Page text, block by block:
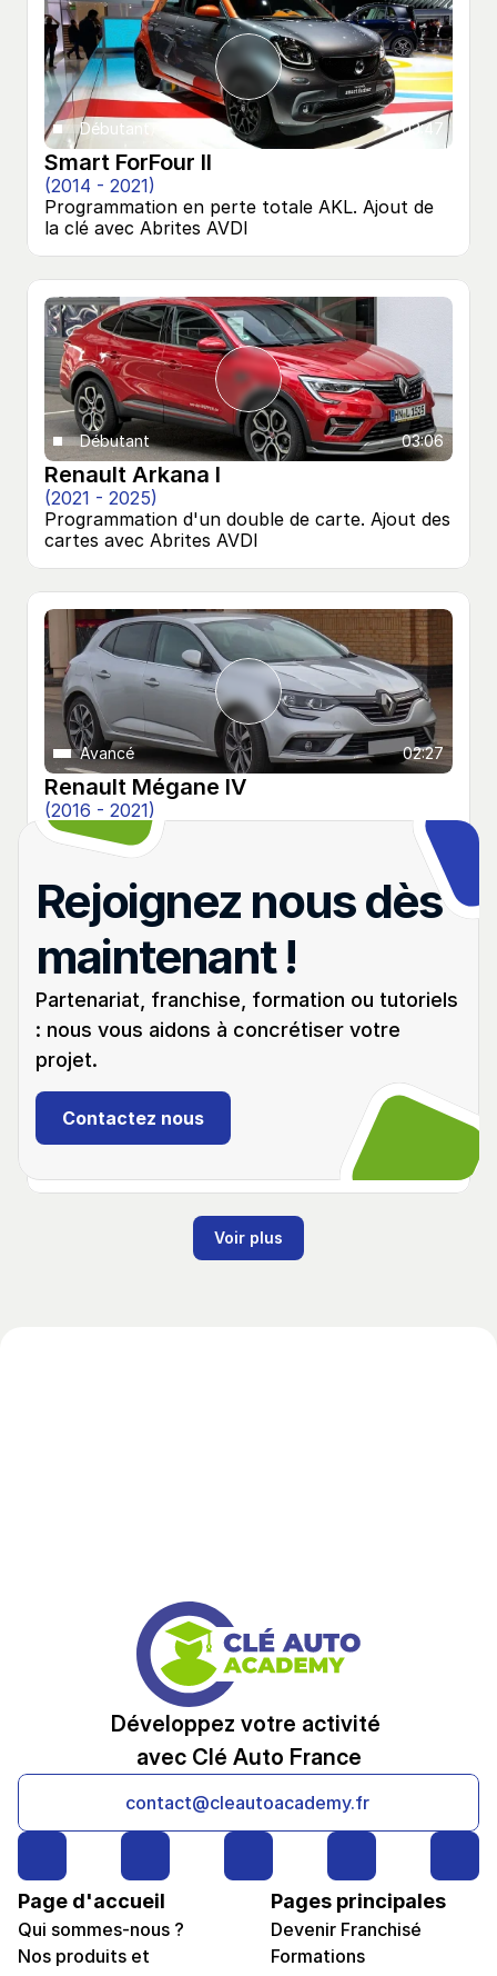
03:47
Débutant
Smart ForFour II
(2014 - 2021)
Programmation en perte totale AKL. Ajout de
la clé avec Abrites AVDI
03:06
Débutant
Renault Arkana I
(2021 - 2025)
Programmation d'un double de carte. Ajout des
cartes avec Abrites AVDI
02:27
Avancé
Renault Mégane IV
(2016 - 2021)
Programmation d'un double de carte. Ajout des
cartes avec Abrites AVDI
Débutant
Renault Kangoo II
(2007 - 2021)
Programmation d'un double de clé. Ajout de la
Voir plus
Rejoignez nous dès
maintenant !
Partenariat, franchise, formation ou tutoriels
: nous vous aidons à concrétiser votre
projet.
Contactez nous
Développez votre activité
avec Clé Auto France
contact@cleautoacademy.fr
Page d'accueil
Qui sommes-nous ?
Nos produits et
Pages principales
Devenir Franchisé
Formations